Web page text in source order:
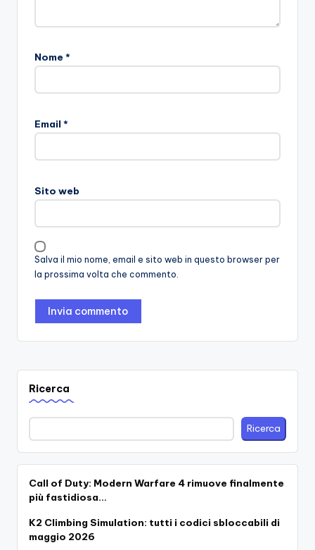
Nome *
Email *
Sito web
Salva il mio nome, email e sito web in questo browser per
la prossima volta che commento.
Ricerca
Ricerca
Call of Duty: Modern Warfare 4 rimuove finalmente
più fastidiosa…
K2 Climbing Simulation: tutti i codici sbloccabili di
maggio 2026